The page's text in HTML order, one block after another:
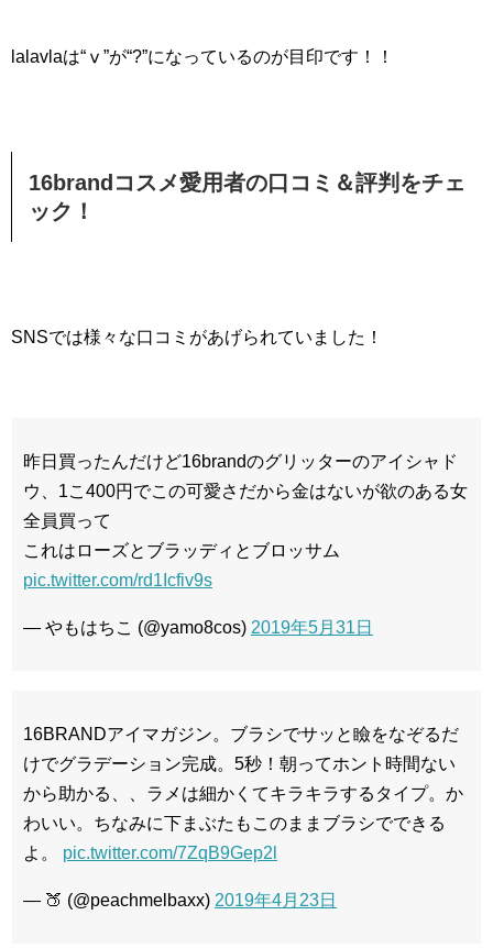
lalavlaは“ⅴ”が“?”になっているのが目印です！！
16brandコスメ愛用者の口コミ＆評判をチェ
ック！
SNSでは様々な口コミがあげられていました！
昨日買ったんだけど16brandのグリッターのアイシャド
ウ、1こ400円でこの可愛さだから金はないが欲のある女
全員買って
これはローズとブラッディとブロッサム
pic.twitter.com/rd1Icfiv9s
— やもはちこ (@yamo8cos) 2019年5月31日
16BRANDアイマガジン。ブラシでサッと瞼をなぞるだ
けでグラデーション完成。5秒！朝ってホント時間ない
から助かる、、ラメは細かくてキラキラするタイプ。か
わいい。ちなみに下まぶたもこのままブラシでできる
よ。 pic.twitter.com/7ZqB9Gep2l
— 🍑 (@peachmelbaxx) 2019年4月23日